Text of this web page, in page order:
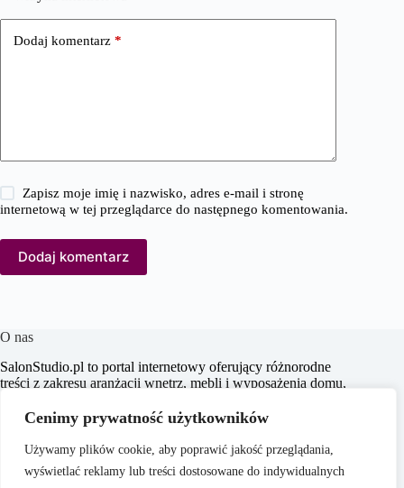
Cenimy prywatność użytkowników
Używamy plików cookie, aby poprawić jakość przeglądania,
wyświetlać reklamy lub treści dostosowane do indywidualnych
Dodaj komentarz *
Zapisz moje imię i nazwisko, adres e-mail i stronę
internetową w tej przeglądarce do następnego komentowania.
Dodaj komentarz
O nas
SalonStudio.pl to portal internetowy oferujący różnorodne
treści z zakresu aranżacji wnętrz, mebli i wyposażenia domu,
celem jest dostarczanie aktualnych informacji, praktycznych
porad oraz inspiracji, które wspierają czytelników w
tworzeniu funkcjonalnych i estetycznych przestrzeni
życiowych.